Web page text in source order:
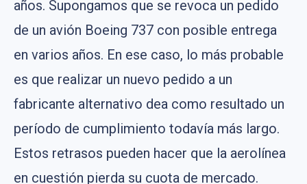
años. Supongamos que se revoca un pedido
de un avión Boeing 737 con posible entrega
en varios años. En ese caso, lo más probable
es que realizar un nuevo pedido a un
fabricante alternativo dea como resultado un
período de cumplimiento todavía más largo.
Estos retrasos pueden hacer que la aerolínea
en cuestión pierda su cuota de mercado.